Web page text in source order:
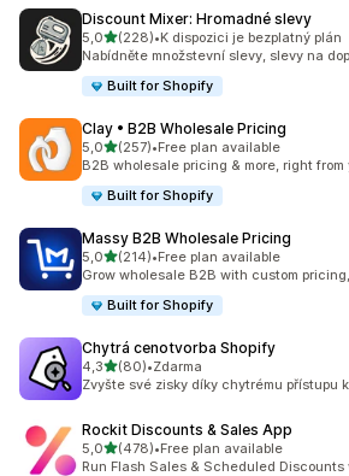
Discount Mixer: Hromadné slevy
5,0z 5 hvězd
(228)
Celkový počet recenzí: 228
•K dispozici je bezplatný plán
Nabídněte množstevní slevy, slevy na
Built for Shopify
Clay • B2B Wholesale Pricing
5,0z 5 hvězd
(257)
Celkový počet recenzí: 257
•Free plan available
B2B wholesale pricing & more, right
Built for Shopify
Massy B2B Wholesale Pricing
5,0z 5 hvězd
(214)
Celkový počet recenzí: 214
•Free plan available
Grow wholesale B2B with custom
Built for Shopify
Chytrá cenotvorba Shopify
4,3z 5 hvězd
(80)
Celkový počet recenzí: 80
•Zdarma
Zvyšte své zisky díky chytrému přístupu
Rockit Discounts & Sales App
5,0z 5 hvězd
(478)
Celkový počet recenzí: 478
•Free plan available
Run Flash Sales & Scheduled